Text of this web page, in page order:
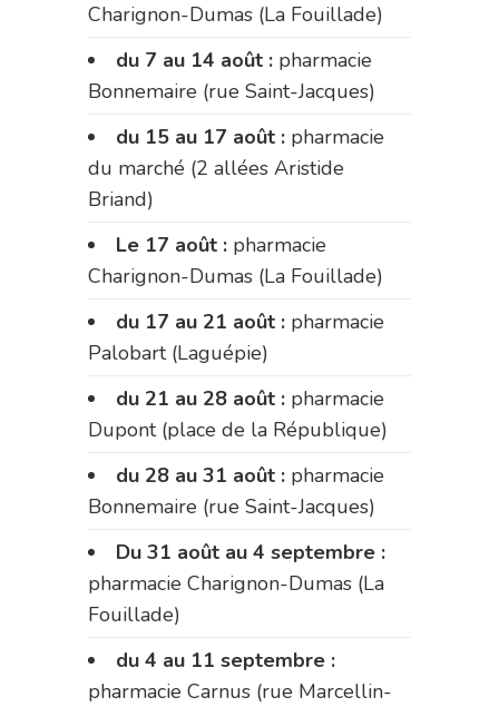
Charignon-Dumas (La Fouillade)
du 7 au 14 août : pharmacie
Bonnemaire (rue Saint-Jacques)
du 15 au 17 août : pharmacie
du marché (2 allées Aristide
Briand)
Le 17 août : pharmacie
Charignon-Dumas (La Fouillade)
du 17 au 21 août : pharmacie
Palobart (Laguépie)
du 21 au 28 août : pharmacie
Dupont (place de la République)
du 28 au 31 août : pharmacie
Bonnemaire (rue Saint-Jacques)
Du 31 août au 4 septembre :
pharmacie Charignon-Dumas (La
Fouillade)
du 4 au 11 septembre :
pharmacie Carnus (rue Marcellin-